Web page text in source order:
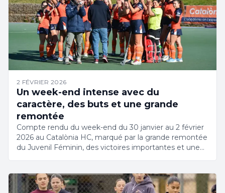
2 FÉVRIER 2026
Un week-end intense avec du
caractère, des buts et une grande
remontée
Compte rendu du week-end du 30 janvier au 2 février
2026 au Catalònia HC, marqué par la grande remontée
du Juvenil Féminin, des victoires importantes et une